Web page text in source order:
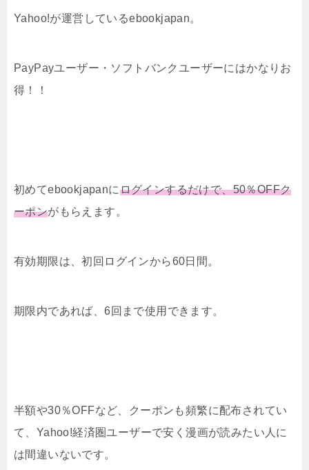
Yahoo!が運営しているebookjapan。
PayPayユーザー・ソフトバンクユーザーにはかなりお
得！！
初めてebookjapanにログインするだけで、50％OFFク
ーポンがもらえます。
有効期限は、初回ログインから60日間。
期限内であれば、6回まで使用できます。
半額や30％OFFなど、クーポンも頻繁に配布されてい
て、Yahoo!経済圏ユーザーで安く漫画が読みたい人に
は間違いないです。